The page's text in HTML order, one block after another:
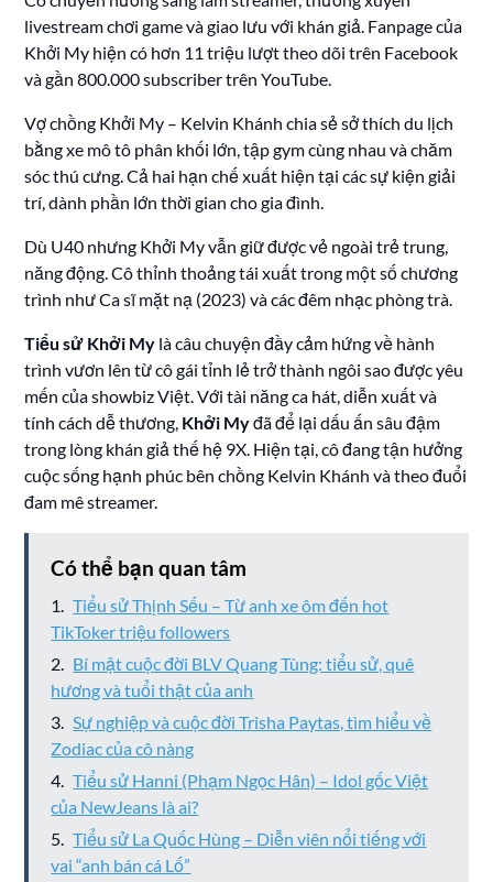
livestream chơi game và giao lưu với khán giả. Fanpage của
Khởi My hiện có hơn 11 triệu lượt theo dõi trên Facebook
và gần 800.000 subscriber trên YouTube.
Vợ chồng Khởi My – Kelvin Khánh chia sẻ sở thích du lịch
bằng xe mô tô phân khối lớn, tập gym cùng nhau và chăm
sóc thú cưng. Cả hai hạn chế xuất hiện tại các sự kiện giải
trí, dành phần lớn thời gian cho gia đình.
Dù U40 nhưng Khởi My vẫn giữ được vẻ ngoài trẻ trung,
năng động. Cô thỉnh thoảng tái xuất trong một số chương
trình như Ca sĩ mặt nạ (2023) và các đêm nhạc phòng trà.
Tiểu sử Khởi My là câu chuyện đầy cảm hứng về hành
trình vươn lên từ cô gái tỉnh lẻ trở thành ngôi sao được yêu
mến của showbiz Việt. Với tài năng ca hát, diễn xuất và
tính cách dễ thương, Khởi Myđã để lại dấu ấn sâu đậm
trong lòng khán giả thế hệ 9X. Hiện tại, cô đang tận hưởng
cuộc sống hạnh phúc bên chồng Kelvin Khánh và theo đuổi
đam mê streamer.
Có thể bạn quan tâm
Tiểu sử Thịnh Sếu – Từ anh xe ôm đến hot
TikToker triệu followers
Bí mật cuộc đời BLV Quang Tùng: tiểu sử, quê
hương và tuổi thật của anh
Sự nghiệp và cuộc đời Trisha Paytas, tìm hiểu về
Zodiac của cô nàng
Tiểu sử Hanni (Phạm Ngọc Hân) – Idol gốc Việt
của NewJeans là ai?
Tiểu sử La Quốc Hùng – Diễn viên nổi tiếng với
vai “anh bán cá Lố”